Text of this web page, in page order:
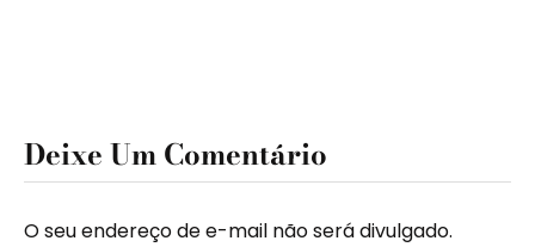
Deixe Um Comentário
O seu endereço de e-mail não será divulgado.